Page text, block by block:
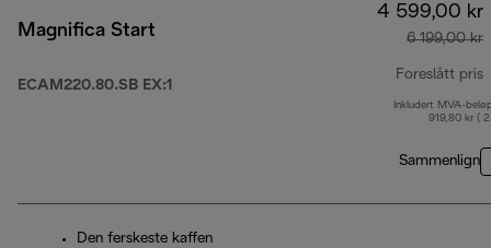
Magnifica Start
ECAM220.80.SB EX:1
4 599,00 kr
6 199,00 kr
Foreslått pris
Inkludert MVA-
919,80 kr (
Sammenlign
Den ferskeste kaffen